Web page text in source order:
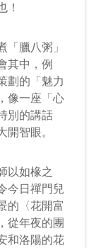
！
「臘八粥」
其中，例
劃的「魅力
像一座「心
別的講話
開智眼。
以如椽之
今日禪門兒
的〈花開富
從年夜的團
和洛陽的花
PDF
13
院教授